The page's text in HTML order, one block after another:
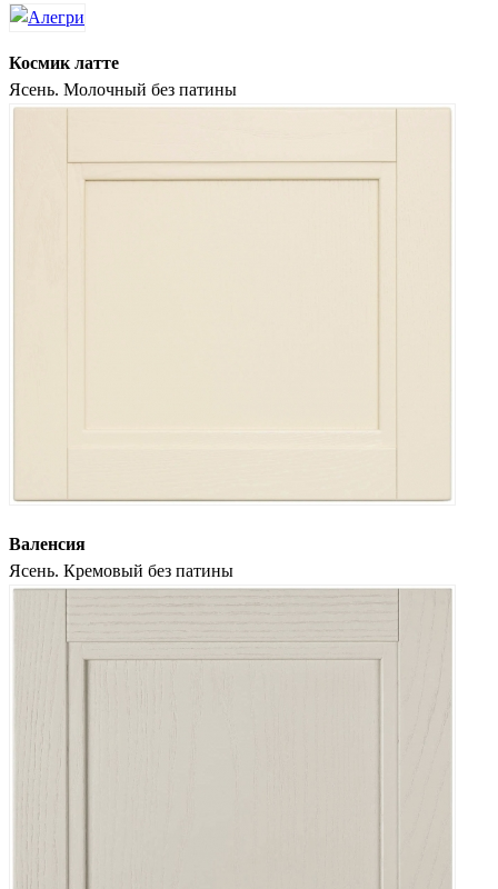
Космик латте
Ясень. Молочный без патины
Валенсия
Ясень. Кремовый без патины